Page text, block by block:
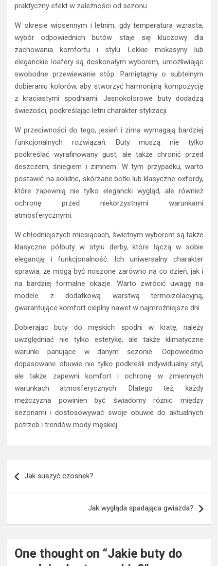
praktyczny efekt w zależności od sezonu.
W okresie wiosennym i letnim, gdy temperatura wzrasta,
wybór odpowiednich butów staje się kluczowy dla
zachowania komfortu i stylu. Lekkie mokasyny lub
eleganckie loafery są doskonałym wyborem, umożliwiając
swobodne przewiewanie stóp. Pamiętajmy o subtelnym
dobieraniu kolorów, aby stworzyć harmonijną kompozycję
z kraciastymi spodniami. Jasnokolorowe buty dodadzą
świeżości, podkreślając letni charakter stylizacji.
W przeciwności do tego, jesień i zima wymagają bardziej
funkcjonalnych rozwiązań. Buty muszą nie tylko
podkreślać wyrafinowany gust, ale także chronić przed
deszczem, śniegiem i zimnem. W tym przypadku, warto
postawić na solidne, skórzane botki lub klasyczne oxfordy,
które zapewnią nie tylko elegancki wygląd, ale również
ochronę przed niekorzystnymi warunkami
atmosferycznymi.
W chłodniejszych miesiącach, świetnym wyborem są także
klasyczne półbuty w stylu derby, które łączą w sobie
elegancję i funkcjonalność. Ich uniwersalny charakter
sprawia, że mogą być noszone zarówno na co dzień, jak i
na bardziej formalne okazje. Warto zwrócić uwagę na
modele z dodatkową warstwą termoizolacyjną,
gwarantujące komfort cieplny nawet w najmroźniejsze dni.
Dobierając buty do męskich spodni w kratę, należy
uwzględniać nie tylko estetykę, ale także klimatyczne
warunki panujące w danym sezonie. Odpowiednio
dopasowane obuwie nie tylko podkreśli indywidualny styl,
ale także zapewni komfort i ochronę w zmiennych
warunkach atmosferycznych. Dlatego też, każdy
mężczyzna powinien być świadomy różnic między
sezonami i dostosowywać swoje obuwie do aktualnych
potrzeb i trendów mody męskiej.
wpisu
Jak suszyć czosnek?
Jak wygląda spadająca gwiazda?
One thought on “Jakie buty do